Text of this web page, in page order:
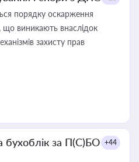
порядку оскарження
що виникають внаслідок
захисту прав
бухоблік за П(С)БО +44